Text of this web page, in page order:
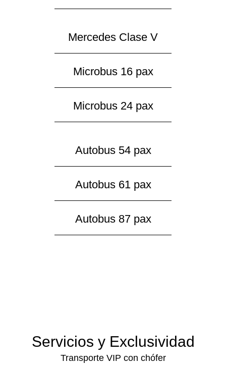
Mercedes Clase V
Microbus 16 pax
Microbus 24 pax
Autobus 54 pax
Autobus 61 pax​
Autobus 87 pax
Servicios y Exclusividad
Transporte VIP con chófer